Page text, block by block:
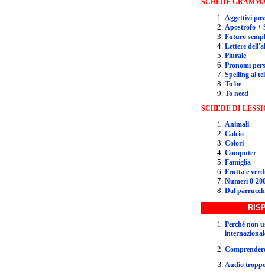
SCHEDE
Aggettivi
Apostrofo +
Futuro
Lettere
Plurale
Pronomi
Spelling al
To be
To need
SCHEDE DI
Animali
Calcio
Colori
Computer
Famiglia
Frutta e
Numeri 0-
Dal
Perché non
Audio